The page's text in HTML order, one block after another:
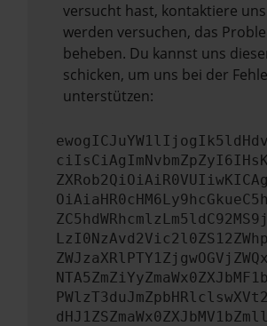
versucht hast, kontaktiere
werden versuchen, das
beheben. Du kannst uns
schicken, um uns bei der
unterstützen: